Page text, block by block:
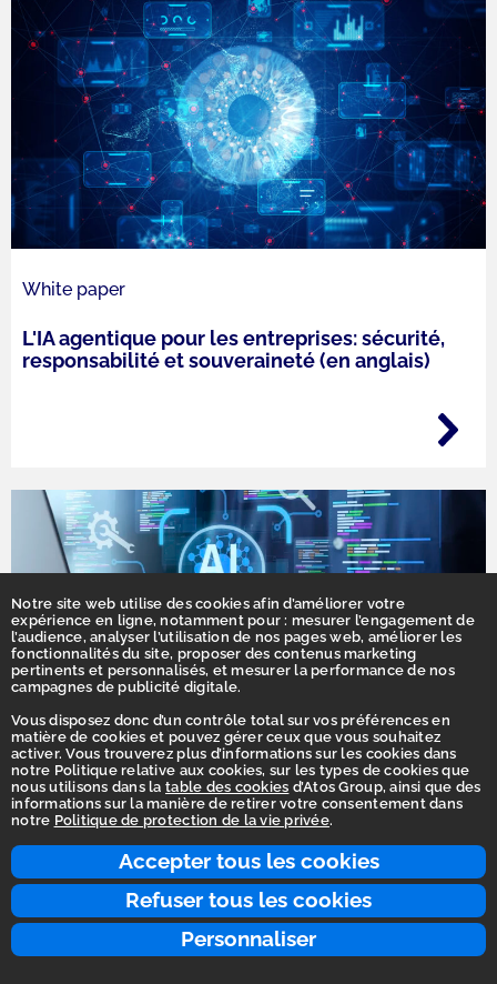
Accepter tous les cookies
Refuser tous les cookies
Personnaliser
Notre site web utilise des cookies afin d’améliorer votre
expérience en ligne, notamment pour : mesurer l’engagement de
l’audience, analyser l’utilisation de nos pages web, améliorer les
fonctionnalités du site, proposer des contenus marketing
pertinents et personnalisés, et mesurer la performance de nos
campagnes de publicité digitale.
Vous disposez donc d’un contrôle total sur vos préférences en
matière de cookies et pouvez gérer ceux que vous souhaitez
activer. Vous trouverez plus d’informations sur les cookies dans
notre Politique relative aux cookies, sur les types de cookies que
nous utilisons dans la table des cookies d’Atos Group, ainsi que des
informations sur la manière de retirer votre consentement dans
notre Politique de protection de la vie privée.
White paper
L'IA agentique pour les entreprises: sécurité,
responsabilité et souveraineté (en anglais)
Stratégie
Nos trois piliers technologiques stratégiques